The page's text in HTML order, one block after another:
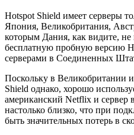
Hotspot Shield имеет серверы
Япония, Великобритания,
которым Дания, как видите, не
бесплатную пробную версию
серверами в Соединенных
Поскольку в Великобритании
Shield однако, хорошо
американский Netflix и сервер
настолько близко, что при
быть значительных потерь в